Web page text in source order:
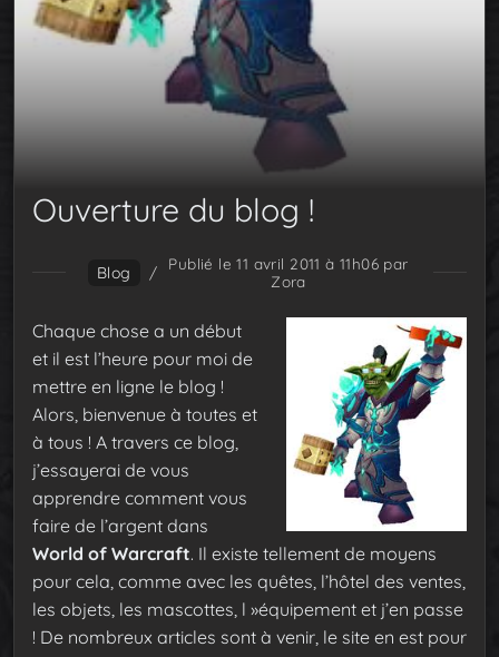
Ouverture du blog !
Blog / Publié le 11 avril 2011 à 11h06 par
Zora
Chaque chose a un début
et il est l’heure pour moi de
mettre en ligne le blog !
Alors, bienvenue à toutes et
à tous ! A travers ce blog,
j’essayerai de vous
apprendre comment vous
faire de l’argent dans
World of Warcraft. Il existe tellement de moyens
pour cela, comme avec les quêtes, l’hôtel des ventes,
les objets, les mascottes, l »équipement et j’en passe
! De nombreux articles sont à venir, le site en est pour